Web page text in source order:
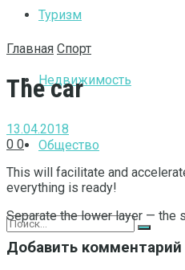
Туризм
Недвижимость
Общество
Главная Спорт
The car
13.04.2018
0 0
This will facilitate and
everything is ready!
Separate the lower layer — the
Добавить комментарий